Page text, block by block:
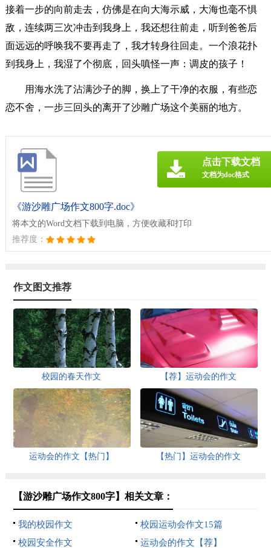
接着一步的向前走去，仿佛是在向大海示威，大海也毫不惧
敌，连续两三次冲击到我身上，我还想往前走，听到爸爸后
面远远的呼唤我不要再走了，我才转身往回走。一个浪花扑
到我身上，我湿了个彻底，回头嗔怪一声：调皮的孩子！
用海水洗了沾满沙子的脚，换上了干净的衣服，有些恋
恋不舍，一步三回头的离开了沙雕广场这个美丽的地方。
《游沙雕广场作文800字.doc》
将本文的Word文档下载到电脑，方便收藏和打印
推荐度：
点击下载文档
文档为doc格式
作文图文推荐
校园的春天作文 【荐】运动会的作文
运动会的作文【热门】 【热门】运动会的作文
【游沙雕广场作文800字】相关文章：
我的校园作文
校园运动会作文15篇
校园安全作文
运动会的作文【荐】